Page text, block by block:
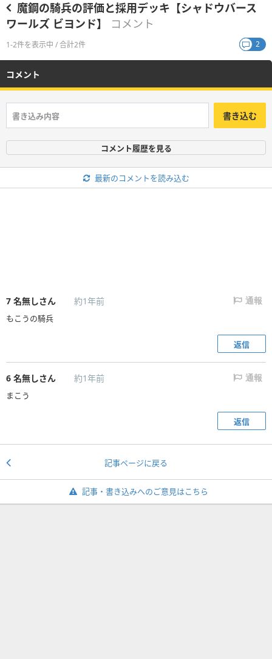
魔鋼の騎兵の評価と採用デッキ【シャドウバース
ワールズ ビヨンド】
コメント
1-2件を表示中 / 合計2件 2
コメント
書き込む
コメント履歴を見る
最新のコメントを読み込む
7 名無しさん 約1年前 通報
もこうの騎兵
返信
6 名無しさん 約1年前 通報
まこう
返信
記事ページに戻る
記事・書き込みへのご意見はこちら